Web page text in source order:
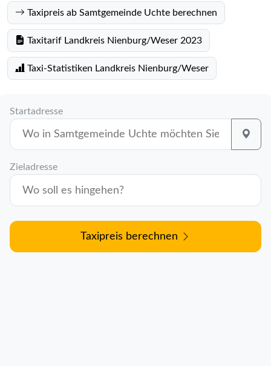
Taxipreis ab Samtgemeinde Uchte berechnen
Taxitarif Landkreis Nienburg/Weser 2023
Taxi-Statistiken Landkreis Nienburg/Weser
Startadresse
Zieladresse
Taxipreis berechnen